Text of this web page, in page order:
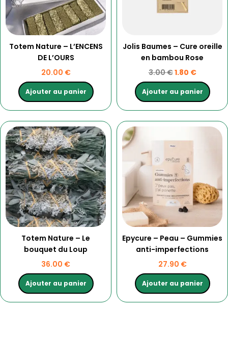
Totem Nature – L’ENCENS
DE L’OURS
20.00 €
Ajouter au panier
Jolis Baumes – Cure oreille
en bambou Rose
3.00€1.80 €
Ajouter au panier
Totem Nature – Le
bouquet du Loup
36.00 €
Ajouter au panier
Epycure – Peau – Gummies
anti-imperfections
27.90 €
Ajouter au panier